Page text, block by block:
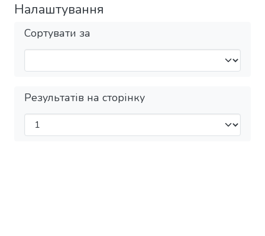
Налаштування
Сортувати за
Результатів на сторінку